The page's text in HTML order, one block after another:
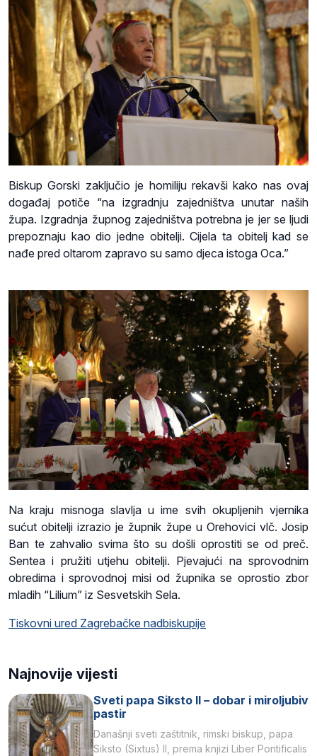
Biskup Gorski zaključio je homiliju rekavši kako nas ovaj
događaj potiče “na izgradnju zajedništva unutar naših
župa. Izgradnja župnog zajedništva potrebna je jer se ljudi
prepoznaju kao dio jedne obitelji. Cijela ta obitelj kad se
nađe pred oltarom zapravo su samo djeca istoga Oca.”
Na kraju misnoga slavlja u ime svih okupljenih vjernika
sućut obitelji izrazio je župnik župe u Orehovici vlč. Josip
Ban te zahvalio svima što su došli oprostiti se od preč.
Sentea i pružiti utjehu obitelji. Pjevajući na sprovodnim
obredima i sprovodnoj misi od župnika se oprostio zbor
mladih “Lilium” iz Sesvetskih Sela.
Tiskovni ured Zagrebačke nadbiskupije
Najnovije vijesti
Sveti papa Siksto II – dobar i miroljubiv
pastir
Današnji sveti zaštitnik, rimski biskup, papa
Siksto (Sixtus) II, prema knjizi Liber Pontificalis